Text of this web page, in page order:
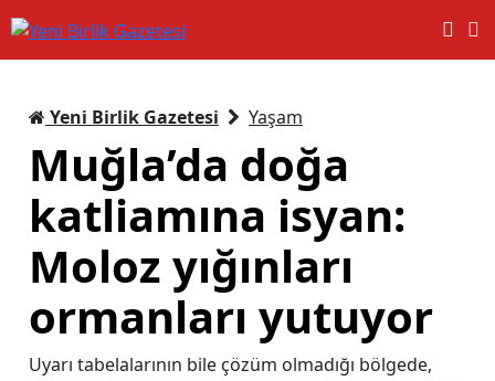
Yeni Birlik Gazetesi Yaşam
Muğla’da doğa
katliamına isyan:
Moloz yığınları
ormanları yutuyor
Uyarı tabelalarının bile çözüm olmadığı bölgede,